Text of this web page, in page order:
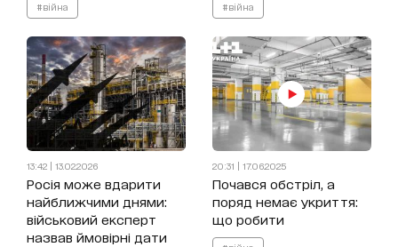
#війна #війна
13:42 | 13.02.2026
Росія може вдарити
найближчими днями:
військовий експерт
назвав ймовірні дати
20:31 | 17.06.2025
Почався обстріл, а
поряд немає укриття:
що робити